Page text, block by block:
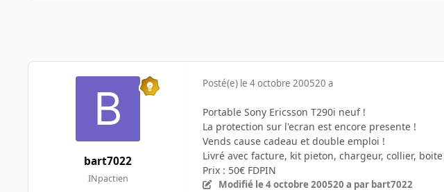
bart7022
INpactien
Posté(e) le 4 octobre 200520 a
Portable Sony Ericsson T290i neuf !
La protection sur l'ecran est encore presente !
Vends cause cadeau et double emploi !
Livré avec facture, kit pieton, chargeur, collier,
Prix : 50€ FDPIN
Modifié le 4 octobre 200520 a par bart7022